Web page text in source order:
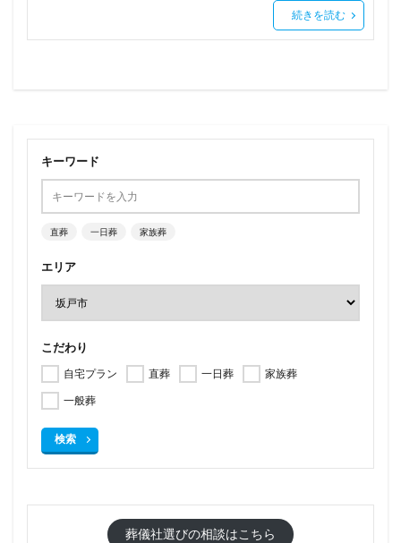
続きを読む
キーワード
直葬 一日葬 家族葬
エリア
こだわり
自宅プラン 直葬 一日葬
家族葬
一般葬
検索
葬儀社選びの相談はこちら